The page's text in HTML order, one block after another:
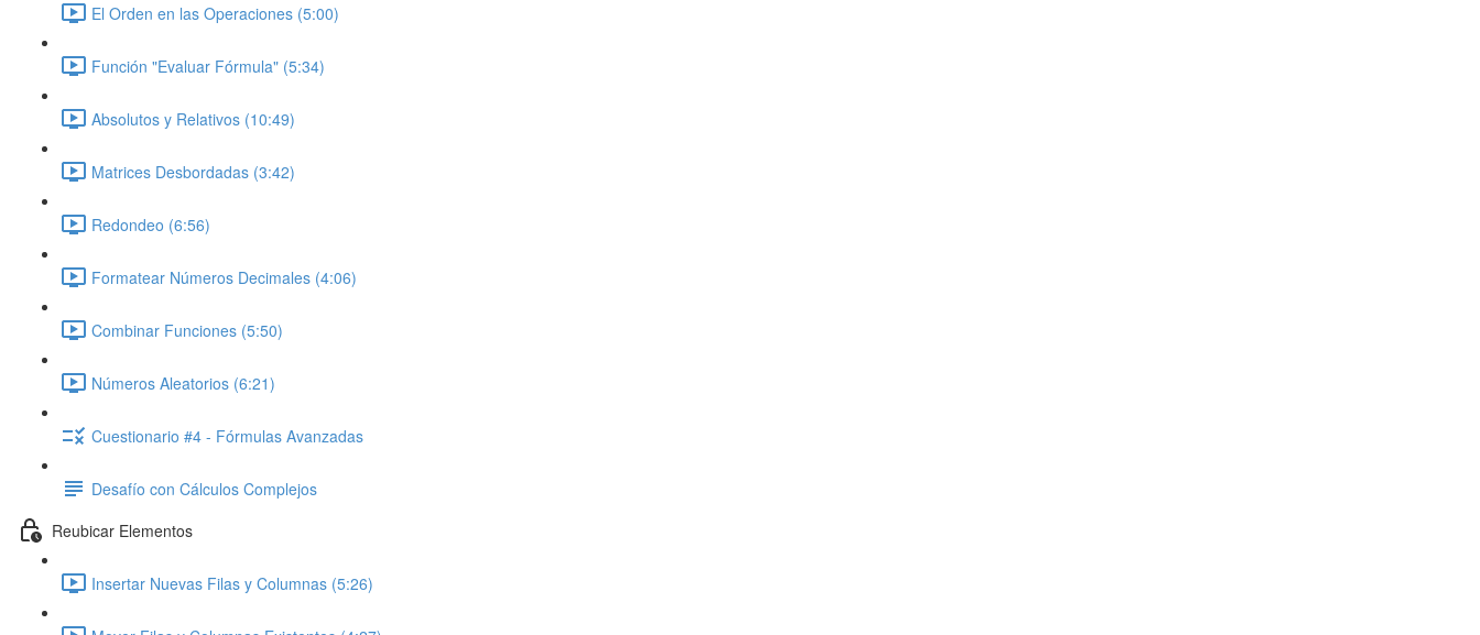
El Orden en las Operaciones (5:00)
Función "Evaluar Fórmula" (5:34)
Absolutos y Relativos (10:49)
Matrices Desbordadas (3:42)
Redondeo (6:56)
Formatear Números Decimales (4:06)
Combinar Funciones (5:50)
Números Aleatorios (6:21)
Cuestionario #4 - Fórmulas Avanzadas
Desafío con Cálculos Complejos
Reubicar Elementos
Insertar Nuevas Filas y Columnas (5:26)